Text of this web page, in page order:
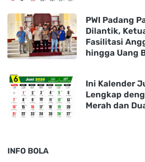
PWI Padang
Dilantik,
Fasilitasi
hingga Uang
Ini Kalender
Lengkap
Merah dan
INFO BOLA